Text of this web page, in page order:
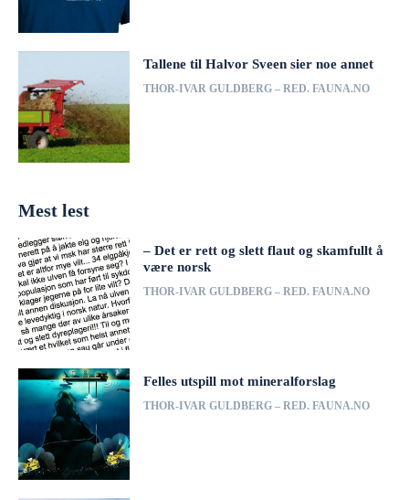
Tallene til Halvor Sveen sier noe annet
THOR-IVAR GULDBERG – RED. FAUNA.NO
Mest lest
– Det er rett og slett flaut og skamfullt å
være norsk
THOR-IVAR GULDBERG – RED. FAUNA.NO
Felles utspill mot mineralforslag
THOR-IVAR GULDBERG – RED. FAUNA.NO